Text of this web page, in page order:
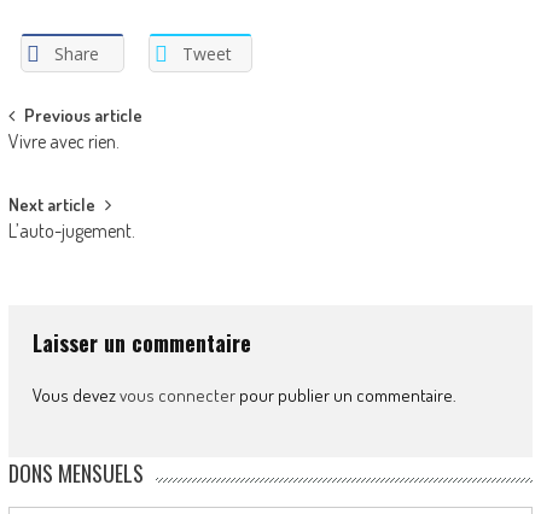
Share Tweet
Post
navigation
Previous article
Vivre avec rien.
Next article
L’auto-jugement.
Laisser un commentaire
Vous devezvous connecterpour publier un commentaire.
DONS MENSUELS